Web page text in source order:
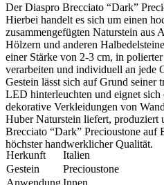
Der Diaspro Brecciato “Dark”
Hierbei handelt es sich um einen
zusammengefügten Naturstein aus
Hölzern und anderen
einer Stärke von 2-3 cm, in
verarbeiten und individuell an jede
Gestein lässt sich auf Grund seiner
LED hinterleuchten und eignet sich
dekorative Verkleidungen von
Huber Naturstein liefert, produziert
Brecciato “Dark” Precioustone auf
höchster handwerklicher Qualität.
Herkunft
Italien
Gestein
Precioustone
AnwendungInnen